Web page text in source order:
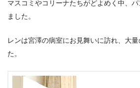
マスコミやコリーナたちがどよめく中、
ました。
レンは宮澤の病室にお見舞いに訪れ、大
た。